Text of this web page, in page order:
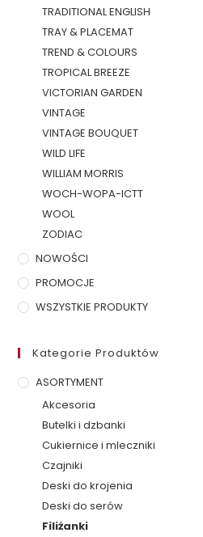
TRADITIONAL ENGLISH
TRAY & PLACEMAT
TREND & COLOURS
TROPICAL BREEZE
VICTORIAN GARDEN
VINTAGE
VINTAGE BOUQUET
WILD LIFE
WILLIAM MORRIS
WOCH-WOPA-ICTT
WOOL
ZODIAC
NOWOŚCI
PROMOCJE
WSZYSTKIE PRODUKTY
Kategorie Produktów
ASORTYMENT
Akcesoria
Butelki i dzbanki
Cukiernice i mleczniki
Czajniki
Deski do krojenia
Deski do serów
Filiżanki